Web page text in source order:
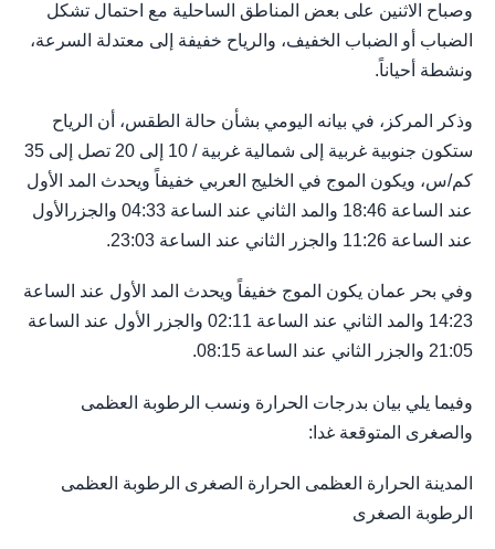
وصباح الاثنين على بعض المناطق الساحلية مع احتمال تشكل
الضباب أو الضباب الخفيف، والرياح خفيفة إلى معتدلة السرعة،
ونشطة أحياناً.
وذكر المركز، في بيانه اليومي بشأن حالة الطقس، أن الرياح
ستكون جنوبية غربية إلى شمالية غربية / 10 إلى 20 تصل إلى 35
كم/س، ويكون الموج في الخليج العربي خفيفاً ويحدث المد الأول
عند الساعة 18:46 والمد الثاني عند الساعة 04:33 والجزرالأول
عند الساعة 11:26 والجزر الثاني عند الساعة 23:03.
وفي بحر عمان يكون الموج خفيفاً ويحدث المد الأول عند الساعة
14:23 والمد الثاني عند الساعة 02:11 والجزر الأول عند الساعة
21:05 والجزر الثاني عند الساعة 08:15.
وفيما يلي بيان بدرجات الحرارة ونسب الرطوبة العظمى
والصغرى المتوقعة غدا:
المدينة الحرارة العظمى الحرارة الصغرى الرطوبة العظمى
الرطوبة الصغرى